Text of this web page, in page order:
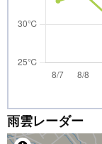
雨雲レーダー